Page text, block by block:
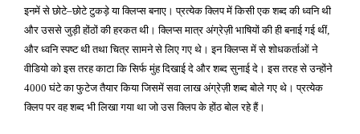
इनमें से छोटे–छोटे टुकड़े या क्लिप्स बनाए। प्रत्येक क्लिप में किसी एक शब्द की ध्वनि थी
और उससे जुड़ी होंठों की हरकत थी। क्लिप्स मात्र अंग्रेज़ी भाषियों की ही बनाई गई थीं,
और ध्वनि स्पष्ट थी तथा चित्र सामने से लिए गए थे। इन क्लिप्स में से शोधकर्ताओं ने
वीडियो को इस तरह काटा कि सिर्फ मुंह दिखाई दे और शब्द सुनाई दे। इस तरह से उन्होंने
4000घंटे का फुटेज तैयार किया जिसमें सवा लाख अंग्रेज़ी शब्द बोले गए थे। प्रत्येक
क्लिप पर वह शब्द भी लिखा गया था जो उस क्लिप के होंठ बोल रहे हैं।